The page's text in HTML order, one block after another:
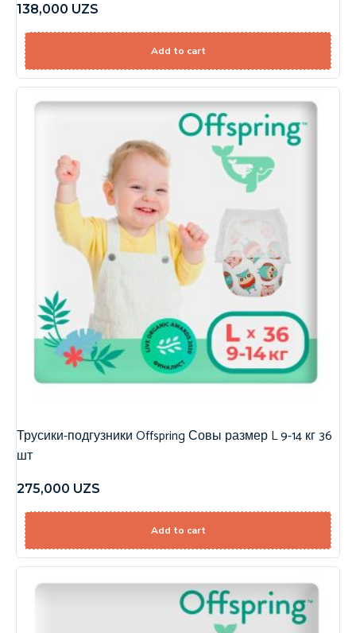
138,000 UZS
Add to cart
Трусики-подгузники Offspring Совы размер L 9-14 кг 36
шт
275,000 UZS
Add to cart